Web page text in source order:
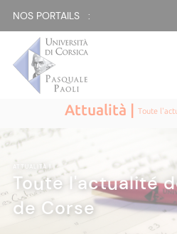
NOS PORTAILS :
Attualità |Toute
ATTUALITÀ|
Toute l'actualité
de Corse